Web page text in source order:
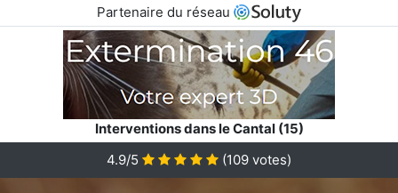
Partenaire du réseau
Interventions dans le Cantal (15)
4.9/5
(109 votes)